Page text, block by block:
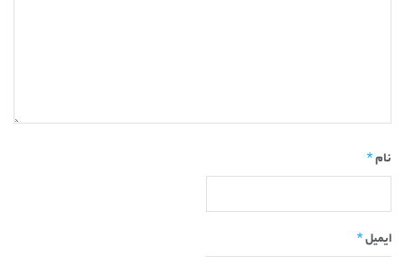
نام*
ایمیل*